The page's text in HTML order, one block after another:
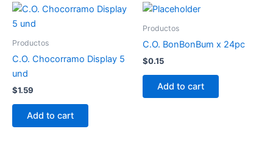
Productos
C.O. Chocorramo Display 5
und
$1.59
Add to cart
Productos
C.O. BonBonBum x 24pc
$0.15
Add to cart